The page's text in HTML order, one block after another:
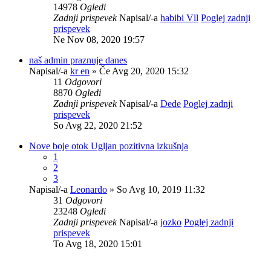
14978 Ogledi
Zadnji prispevekNapisal/-a habibi Vll Poglej zadnji
prispevek
Ne Nov 08, 2020 19:57
naš admin praznuje danes
Napisal/-a kr en » Če Avg 20, 2020 15:32
11 Odgovori
8870 Ogledi
Zadnji prispevekNapisal/-a Dede Poglej zadnji
prispevek
So Avg 22, 2020 21:52
Nove boje otok Ugljan pozitivna izkušnja
1
2
3
Napisal/-a Leonardo » So Avg 10, 2019 11:32
31 Odgovori
23248 Ogledi
Zadnji prispevekNapisal/-a jozko Poglej zadnji
prispevek
To Avg 18, 2020 15:01